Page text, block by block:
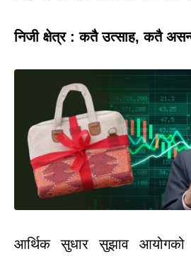
निजी क्षेत्र : कतै उत्साह, कतै
आर्थिक सुधार सुझाव आयोगको